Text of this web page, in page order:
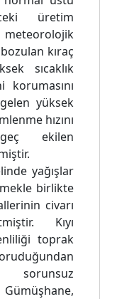
üretim
kıraç
sıcaklık
yüksek
hızını
ekilen
yağışlar
birlikte
civarı
Kıyı
toprak
sorunsuz